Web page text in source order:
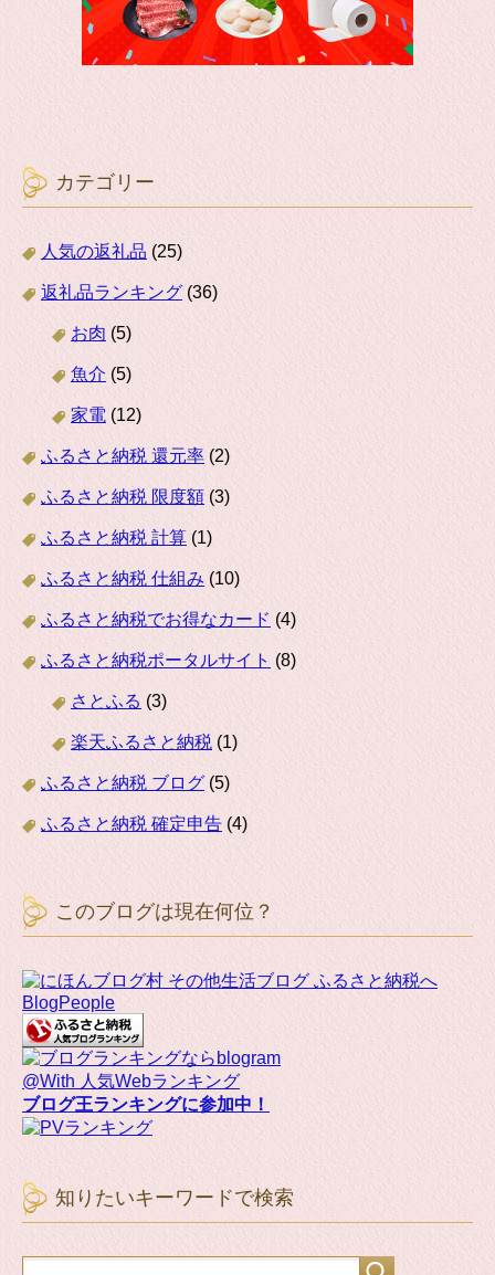
カテゴリー
人気の返礼品 (25)
返礼品ランキング (36)
お肉 (5)
魚介 (5)
家電 (12)
ふるさと納税 還元率 (2)
ふるさと納税 限度額 (3)
ふるさと納税 計算 (1)
ふるさと納税 仕組み (10)
ふるさと納税でお得なカード (4)
ふるさと納税ポータルサイト (8)
さとふる (3)
楽天ふるさと納税 (1)
ふるさと納税 ブログ (5)
ふるさと納税 確定申告 (4)
このブログは現在何位？
BlogPeople
@With 人気Webランキング
ブログ王ランキングに参加中！
知りたいキーワードで検索